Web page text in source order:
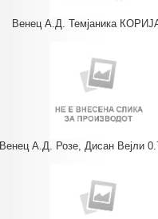
Венец А.Д. Темјаника
Венец А.Д. Розе, Дисан Вејли